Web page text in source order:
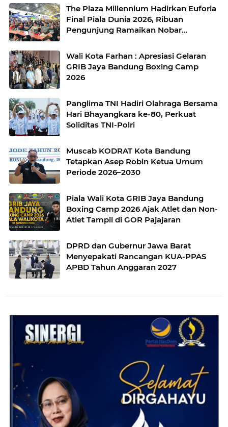
The Plaza Millennium Hadirkan Euforia
Final Piala Dunia 2026, Ribuan
Pengunjung Ramaikan Nobar
Wali Kota Farhan : Apresiasi Gelaran
GRIB Jaya Bandung Boxing Camp
2026
Panglima TNI Hadiri Olahraga Bersama
Hari Bhayangkara ke-80, Perkuat
Soliditas TNI-Polri
Muscab KODRAT Kota Bandung
Tetapkan Asep Robin Ketua Umum
Periode 2026–2030
Piala Wali Kota GRIB Jaya Bandung
Boxing Camp 2026 Ajak Atlet dan Non-
Atlet Tampil di GOR Pajajaran
DPRD dan Gubernur Jawa Barat
Menyepakati Rancangan KUA-PPAS
APBD Tahun Anggaran 2027